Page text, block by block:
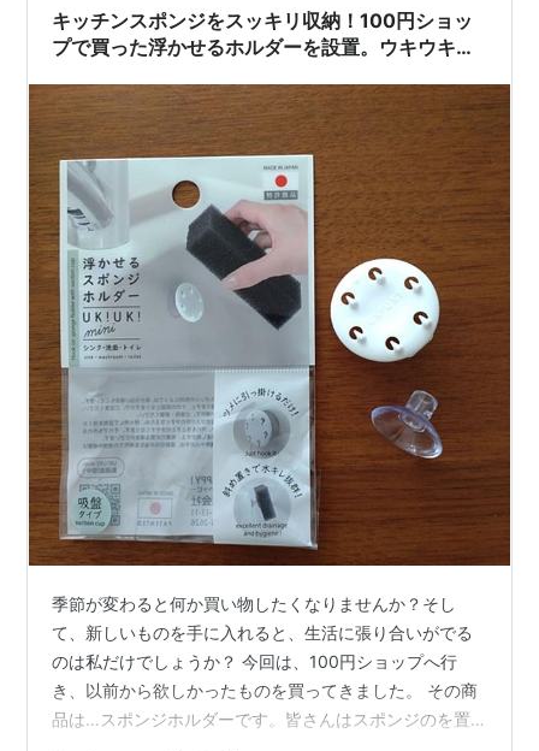
キッチンスポンジをスッキリ収納！100円ショッ
プで買った浮かせるホルダーを設置。ウキウキ／
季節が変わると何か買い物したくなりませんか？そし
て、新しいものを手に入れると、生活に張り合いがでる
のは私だけでしょうか？ 今回は、100円ショップへ行
き、以前から欲しかったものを買ってきました。 その商
品は…スポンジホルダーです。皆さんはスポンジのを置